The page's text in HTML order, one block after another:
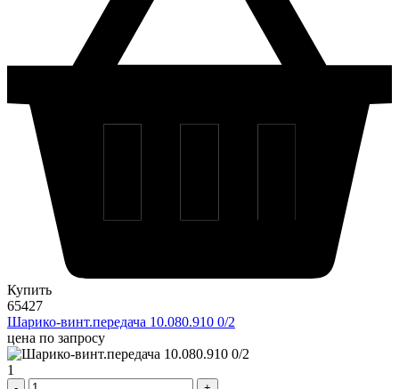
Купить
65427
Шарико-винт.передача 10.080.910 0/2
цена по запросу
1